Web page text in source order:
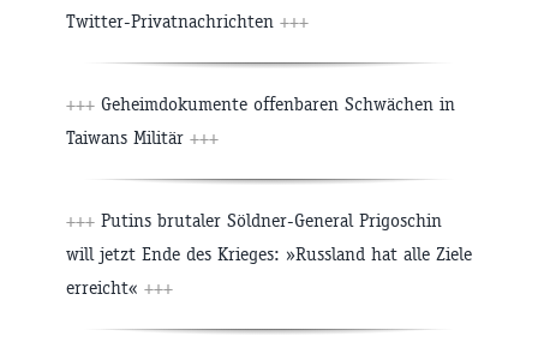
Twitter-Privatnachrichten +++
+++ Geheimdokumente offenbaren Schwächen in
Taiwans Militär +++
+++ Putins brutaler Söldner-General Prigoschin
will jetzt Ende des Krieges: »Russland hat alle Ziele
erreicht« +++